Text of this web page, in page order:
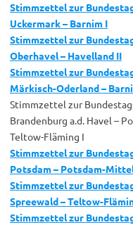
Stimmzettel zur
Uckermark – Barnim I
Stimmzettel zur
Oberhavel – Havelland II
Stimmzettel zur
Märkisch-Oderland –
Stimmzettel zur
Brandenburg a.d. Havel –
Teltow-Fläming I
Stimmzettel zur
Potsdam – Potsdam-
Stimmzettel zur
Spreewald – Teltow-
Stimmzettel zur